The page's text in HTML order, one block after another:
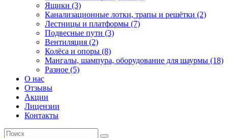
Ящики (3)
Канализационные лотки, трапы и решётки (2)
Лестницы и платформы (7)
Подвесные пути (3)
Вентиляция (2)
Колёса и опоры (8)
Мангалы, шампура, оборудование для шаурмы (18)
Разное (5)
О нас
Отзывы
Акции
Лицензии
Контакты